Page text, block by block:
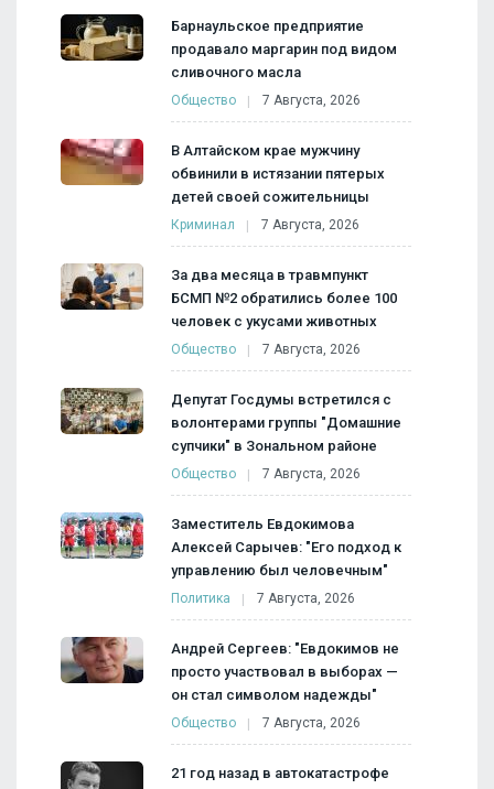
Барнаульское предприятие
продавало маргарин под видом
сливочного масла
Общество 7 Августа, 2026
В Алтайском крае мужчину
обвинили в истязании пятерых
детей своей сожительницы
Криминал 7 Августа, 2026
За два месяца в травмпункт
БСМП №2 обратились более 100
человек с укусами животных
Общество 7 Августа, 2026
Депутат Госдумы встретился с
волонтерами группы "Домашние
супчики" в Зональном районе
Общество 7 Августа, 2026
Заместитель Евдокимова
Алексей Сарычев: "Его подход к
управлению был человечным"
Политика 7 Августа, 2026
Андрей Сергеев: "Евдокимов не
просто участвовал в выборах —
он стал символом надежды"
Общество 7 Августа, 2026
21 год назад в автокатастрофе